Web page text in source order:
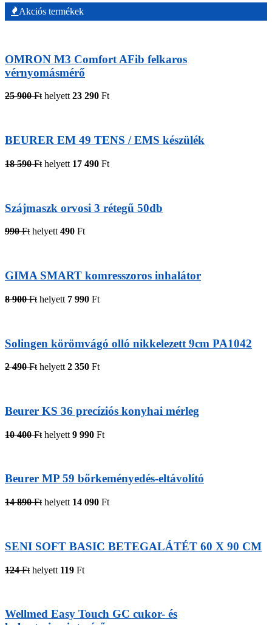
Akciós termékek
OMRON M3 Comfort AFib felkaros
vérnyomásmérő
25 900 Fthelyett23 290 Ft
BEURER EM 49 TENS / EMS készülék
18 590 Ft helyett 17 490 Ft
Szájmaszk orvosi 3 rétegű 50db
990 Ft helyett 490 Ft
GIMA SMART komresszoros inhalátor
8 900 Ft helyett 7 990 Ft
Solingen körömvágó olló nikkelezett 9cm PA1042
2 490 Ft helyett 2 350 Ft
Beurer KS 36 precíziós konyhai mérleg
10 400 Ft helyett 9 990 Ft
Beurer MP 59 bőrkeményedés-eltávolító
14 890 Ft helyett 14 090 Ft
SENI SOFT BASIC BETEGALÁTÉT 60 X 90 CM
124 Ft helyett 119 Ft
Wellmed Easy Touch GC cukor- és